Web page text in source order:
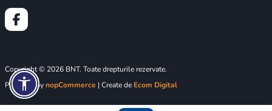
Copyright © 2026 BNT. Toate drepturile rezervate.
Powered bynopCommerce | Create de Ecom Digital